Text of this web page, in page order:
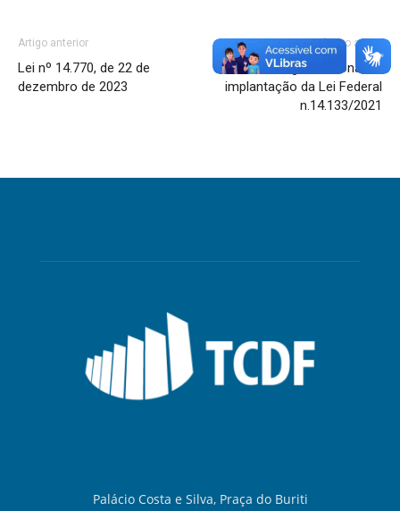
Artigo anterior
Lei nº 14.770, de 22 de
dezembro de 2023
Próximo artigo
Desafio organizacional na
implantação da Lei Federal
n.14.133/2021
Palácio Costa e Silva, Praça do Buriti